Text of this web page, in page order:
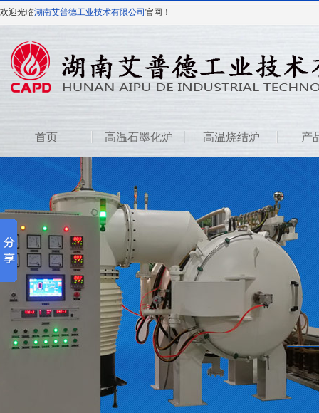
欢迎光临湖南艾普德工业技术有限公司 官网！
首页 高温石墨化炉 高温烧结炉 产